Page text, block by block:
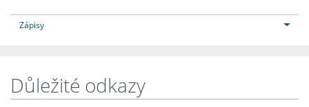
Zápisy
Důležité odkazy